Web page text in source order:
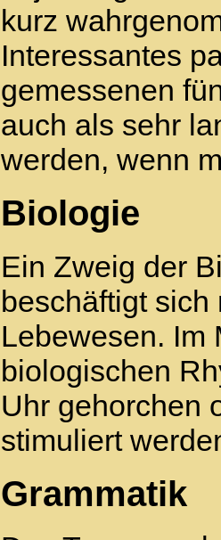
kurz
Interessantes
gemessenen
auch als sehr
werden, wenn
Biologie
Ein Zweig der
beschäftigt
Lebewesen. Im
biologischen
Uhr gehorchen
stimuliert
Grammatik